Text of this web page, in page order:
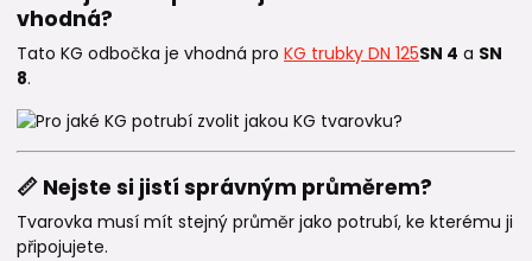
vhodná?
Tato KG odbočka je vhodná pro KG trubky DN 125SN 4 a SN
8.
📏 Nejste si jistí správným průměrem?
Tvarovka musí mít stejný průměr jako potrubí, ke kterému ji
připojujete.